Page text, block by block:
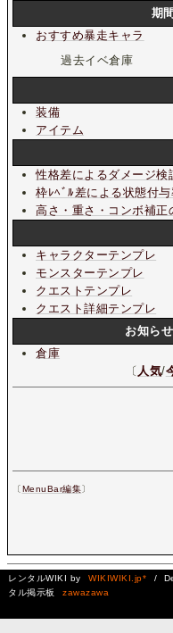
期
おすすめ暴走キャラ
過去イベ倉庫
装備
アイテム
性格差によるダメージ検
枠ﾚﾍﾞﾙ差による状態付
高さ・重さ・コンボ補正
キャラクターテンプレ
モンスターテンプレ
クエストテンプレ
クエスト詳細テンプレ
お知ら
倉庫
〔 人気/
〔MenuBar編集〕
レンタルWIKI by WIKIWIKI.jp* /
タル掲示板
zawazawa